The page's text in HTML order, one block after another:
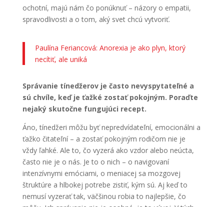
ochotní, majú nám čo ponúknuť – názory o empatii,
spravodlivosti a o tom, aký svet chcú vytvoriť.
Paulína Feriancová: Anorexia je ako plyn, ktorý
necítiť, ale uniká
Správanie tínedžerov je často nevyspytateľné a
sú chvíle, keď je ťažké zostať pokojným. Poraďte
nejaký skutočne fungujúci recept.
Áno, tínedžeri môžu byť nepredvídateľní, emocionálni a
ťažko čitateľní – a zostať pokojným rodičom nie je
vždy ľahké. Ale to, čo vyzerá ako vzdor alebo neúcta,
často nie je o nás. Je to o nich – o navigovaní
intenzívnymi emóciami, o meniacej sa mozgovej
štruktúre a hlbokej potrebe zistiť, kým sú. Aj keď to
nemusí vyzerať tak, väčšinou robia to najlepšie, čo